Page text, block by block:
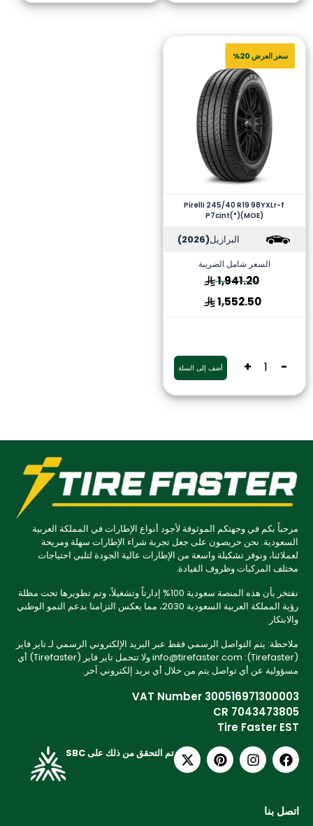
سعر العرض 20%
Pirelli 245/40 R19 98YXLr-f
P7cint(*)(MOE)
البرازيل(2026)
السعر شامل الضريبة
1,941.20
1,552.50
-
+ أضف إلى السلة
مرحباً بكم في وجهتكم الموثوقة لأجود أنواع الإطارات في المملكة العربية
السعودية. نحن حريصون على جعل تجربة شراء الإطارات سهلة ومريحة
لعملائنا، ونوفر تشكيلة واسعة من الإطارات عالية الجودة لتلبي احتياجات
مختلف المركبات وظروف القيادة.
نفتخر بأن هذه المنصة سعودية 100% إدارتاً وتشغيلاً، وتم تطويرها تحت مظلة
رؤية المملكة العربية السعودية 2030، مما يعكس التزامنا بدعم النمو الوطني
والابتكار.
ملاحظة: يتم التواصل الرسمي فقط عبر البريد الإلكتروني الرسمي لـ تاير فاير
(Tirefaster): info@tirefaster.com ولا تتحمل تاير فاير (Tirefaster) أي
مسؤولية عن أي تواصل يتم من خلال أي بريد إلكتروني آخر.
VAT Number 300516971300003
CR 7043473805
Tire Faster EST
تم التحقق من ذلك على SBC
اتصل بنا